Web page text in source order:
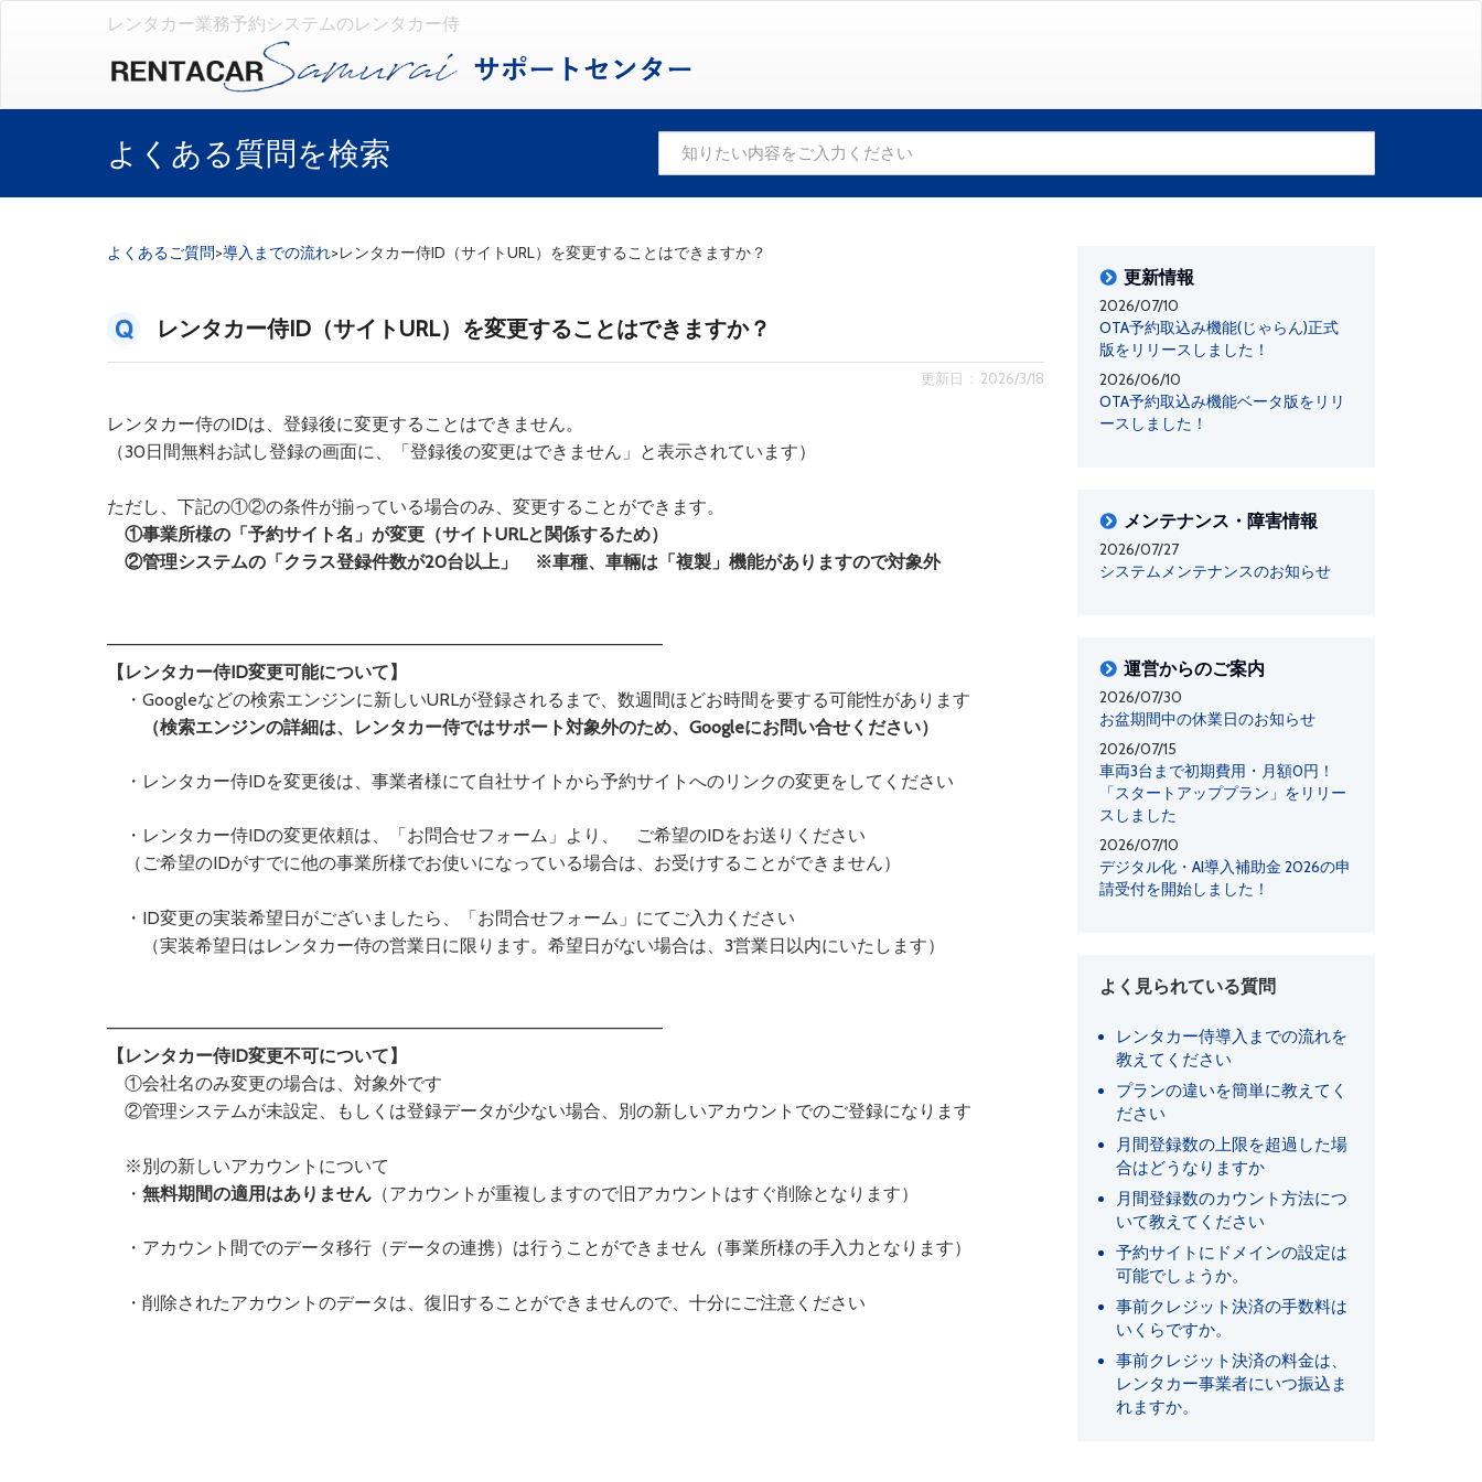
レンタカー業務予約システムのレンタカー侍
よくある質問を検索
よくあるご質問>導入までの流れ>レンタカー侍ID（サイトURL）を変更することはできますか？
レンタカー侍ID（サイトURL）を変更することはできますか？
更新日 : 2026/3/18
レンタカー侍のIDは、登録後に変更することはできません。
（30日間無料お試し登録の画面に、「登録後の変更はできません」と表示されています）
ただし、下記の①②の条件が揃っている場合のみ、変更することができます。
①事業所様の「予約サイト名」が変更（サイトURLと関係するため）
②管理システムの「クラス登録件数が20台以上」 ※車種、車輛は「複製」機能がありますので対象外
—————————————————————————————————————————————–
【レンタカー侍ID変更可能について】
・Googleなどの検索エンジンに新しいURLが登録されるまで、数週間ほどお時間を要する可能性があります
（検索エンジンの詳細は、レンタカー侍ではサポート対象外のため、Googleにお問い合せください）
・レンタカー侍IDを変更後は、事業者様にて自社サイトから予約サイトへのリンクの変更をしてください
・レンタカー侍IDの変更依頼は、「お問合せフォーム」より、 ご希望のIDをお送りください
（ご希望のIDがすでに他の事業所様でお使いになっている場合は、お受けすることができません）
・ID変更の実装希望日がございましたら、「お問合せフォーム」にてご入力ください
（実装希望日はレンタカー侍の営業日に限ります。希望日がない場合は、3営業日以内にいたします）
—————————————————————————————————————————————–
【レンタカー侍ID変更不可について】
①会社名のみ変更の場合は、対象外です
②管理システムが未設定、もしくは登録データが少ない場合、別の新しいアカウントでのご登録になります
※別の新しいアカウントについて
・ 無料期間の適用はありません （アカウントが重複しますので旧アカウントはすぐ削除となります）
・アカウント間でのデータ移行（データの連携）は行うことができません（事業所様の手入力となります）
・削除されたアカウントのデータは、復旧することができませんので、十分にご注意ください
更新情報
2026/07/10
OTA予約取込み機能(じゃらん)正式
版をリリースしました！
2026/06/10
OTA予約取込み機能ベータ版をリリ
ースしました！
メンテナンス・障害情報
2026/07/27
システムメンテナンスのお知らせ
運営からのご案内
2026/07/30
お盆期間中の休業日のお知らせ
2026/07/15
車両3台まで初期費用・月額0円！
「スタートアッププラン」をリリー
スしました
2026/07/10
デジタル化・AI導入補助金 2026の申
請受付を開始しました！
よく見られている質問
レンタカー侍導入までの流れを
教えてください
プランの違いを簡単に教えてく
ださい
月間登録数の上限を超過した場
合はどうなりますか
月間登録数のカウント方法につ
いて教えてください
予約サイトにドメインの設定は
可能でしょうか。
事前クレジット決済の手数料は
いくらですか。
事前クレジット決済の料金は、
レンタカー事業者にいつ振込ま
れますか。